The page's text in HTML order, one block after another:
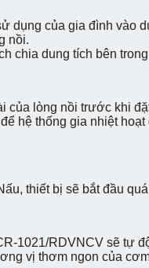
dụng của gia đình vào
nồi.
chia dung tích bên
của lòng nồi trước khi
hệ thống gia nhiệt
thiết bị sẽ bắt đầu
1021/RDVNCV sẽ tự
vị thơm ngon của